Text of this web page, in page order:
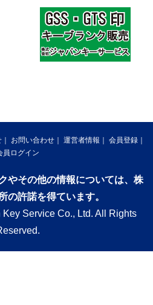
お問い合わせ 運営者情報
会員登録
員ログイン
やその他の情報については、株
の許諾を得ています。
Service Co., Ltd. All Rights